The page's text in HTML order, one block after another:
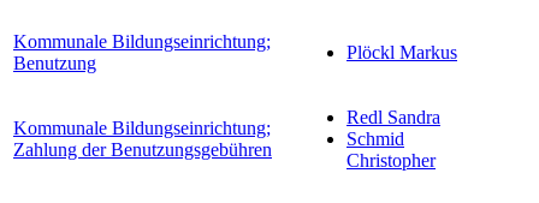
Kommunale Bildungseinrichtung;
Benutzung
Plöckl Markus
Kommunale Bildungseinrichtung;
Zahlung der Benutzungsgebühren
Redl Sandra
Schmid
Christopher